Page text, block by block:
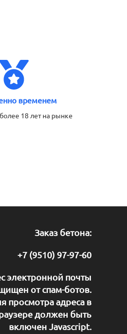
временем
18 лет на рынке
Заказ бетона:
+7 (9510) 97-97-60
электронной почты
от спам-ботов.
просмотра адреса в
должен быть
включен Javascript.